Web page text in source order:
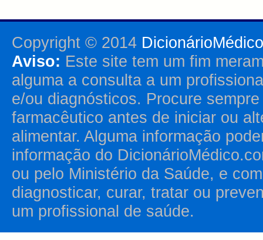
Copyright © 2014
Aviso: Este site tem um fim
alguma a consulta a um
e/ou diagnósticos. Procure
farmacêutico antes de iniciar ou
alimentar. Alguma informação
informação do
ou pelo Ministério da Saúde, e
diagnosticar, curar, tratar ou
um profissional de saúde.